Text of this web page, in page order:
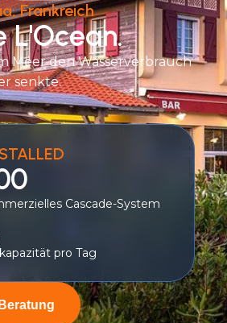
Frankreich
L'Ocean.
Meer den Wasserverbrauch
senkte.
Cascade-System
pro Tag